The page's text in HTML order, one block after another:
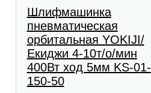
Шлифмашинка
пневматическая
орбитальная YOKIJI/
Екиджи 4-10т/о/мин
400Вт ход 5мм KS-01-
150-50